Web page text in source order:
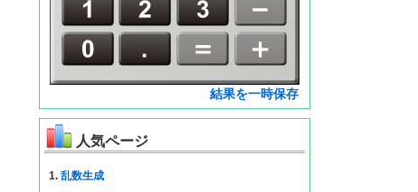
結果を一時保存
人気ページ
1. 乱数生成